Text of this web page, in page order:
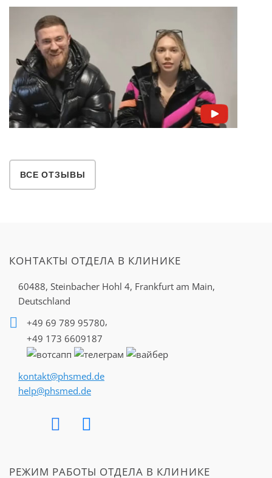
ВСЕ ОТЗЫВЫ
КОНТАКТЫ ОТДЕЛА В КЛИНИКЕ
60488, Steinbacher Hohl 4, Frankfurt am Main,
Deutschland
+49 69 789 95780,
+49 173 6609187
kontakt@phsmed.de
help@phsmed.de
РЕЖИМ РАБОТЫ ОТДЕЛА В КЛИНИКЕ